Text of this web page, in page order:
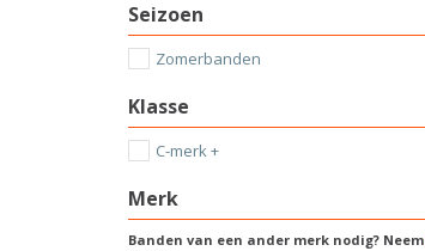
Seizoen
Zomerbanden
Klasse
C-merk +
Merk
Banden van een ander merk nodig? Neem